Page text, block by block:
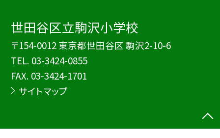
世田谷区立駒沢小学校
〒154-0012 東京都世田谷区 駒沢2-10-6
TEL. 03-3424-0855
FAX. 03-3424-1701
サイトマップ